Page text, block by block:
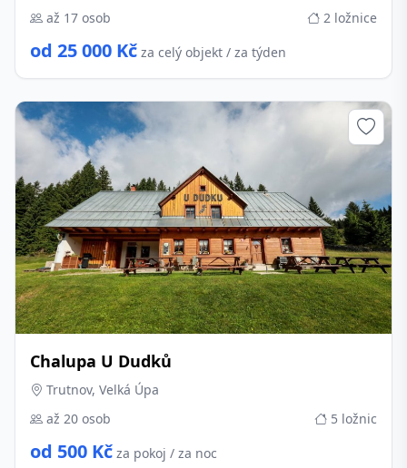
až 17 osob
2 ložnice
od 25 000 Kč za celý objekt / za týden
Chalupa U Dudků
Trutnov, Velká Úpa
až 20 osob
5 ložnic
od 500 Kč za pokoj / za noc